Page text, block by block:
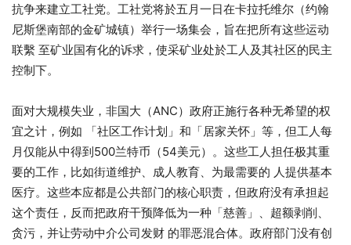
抗争来建立工社党。工社党将於五月一日在卡拉托维尔（约翰
尼斯堡南部的金矿城镇）举行一场集会，旨在把所有这些运动
联繫 至矿业国有化的诉求，使采矿业处於工人及其社区的民主
控制下。
面对大规模失业，非国大（ANC）政府正施行各种无希望的权
宜之计，例如 「社区工作计划」和「居家关怀」等，但工人每
月仅能从中得到500兰特币（54美元）。这些工人担任极其重
要的工作，比如街道维护、成人教育、为最需要的 人提供基本
医疗。这些本应都是公共部门的核心职责，但政府没有承担起
这个责任，反而把政府干预降低为一种「慈善」、超额剥削、
贪污，并让劳动中介公司发财 的罪恶混合体。政府部门没有创